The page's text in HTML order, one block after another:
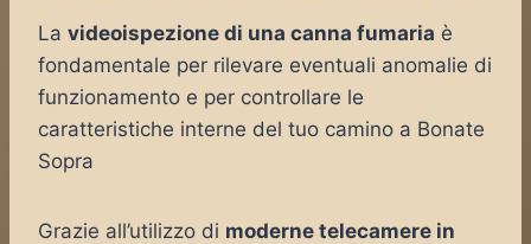
La videoispezione di una canna fumaria è
fondamentale per rilevare eventuali anomalie di
funzionamento e per controllare le
caratteristiche interne del tuo camino a Bonate
Sopra
Grazie all’utilizzo di moderne telecamere in